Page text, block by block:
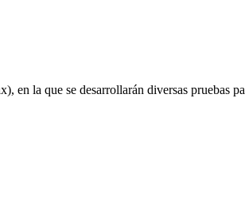
en la que se desarrollarán diversas pruebas